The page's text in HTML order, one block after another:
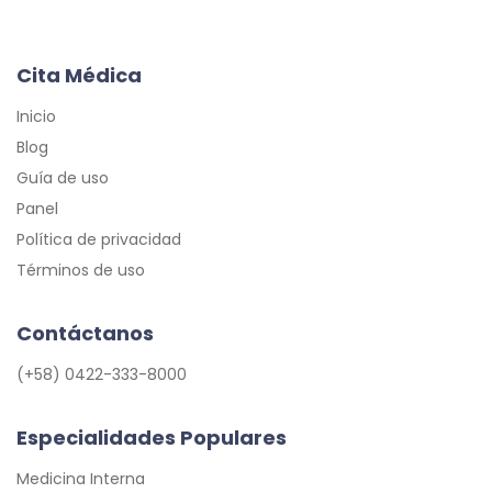
Cita Médica
Inicio
Blog
Guía de uso
Panel
Política de privacidad
Términos de uso
Contáctanos
(+58) 0422-333-8000
Especialidades Populares
Medicina Interna